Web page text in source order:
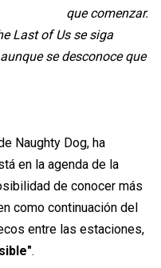
que comenzar.
Last of Us se siga
se desconoce que
Naughty Dog, ha
en la agenda de la
de conocer más
como continuación del
entre las estaciones,
.